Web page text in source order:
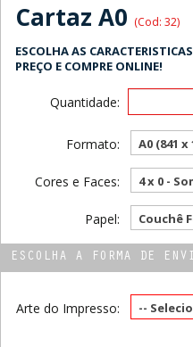
Cartaz A0 (Cod: 32)
ESCOLHA AS
PREÇO E COMPRE ONLINE!
Quantidade:
Formato:
Cores e Faces:
Papel:
ESCOLHA A FORMA DE
Arte do Impresso: --